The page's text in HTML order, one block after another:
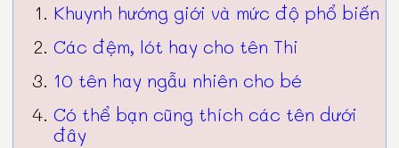
Khuynh hướng giới và mức độ phổ biến
Các đệm, lót hay cho tên Thi
10 tên hay ngẫu nhiên cho bé
Có thể bạn cũng thích các tên dưới
đây